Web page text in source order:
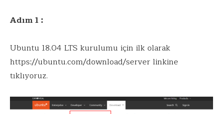
Adım 1 :
Ubuntu 18.04 LTS kurulumu için ilk olarak
https://ubuntu.com/download/server linkine
tıklıyoruz.